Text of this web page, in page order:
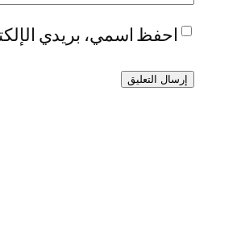
احفظ اسمي، بريدي